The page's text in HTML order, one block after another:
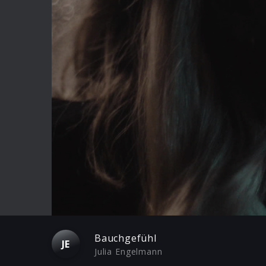
JE Bauchgefühl
Julia Engelmann